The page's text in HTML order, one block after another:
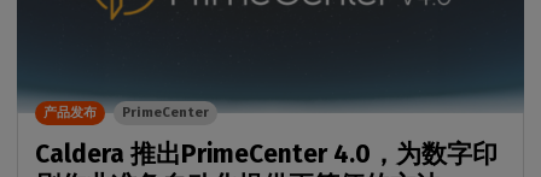
Caldera 推出PrimeCenter 4.0，为数字印
产品发布 PrimeCenter